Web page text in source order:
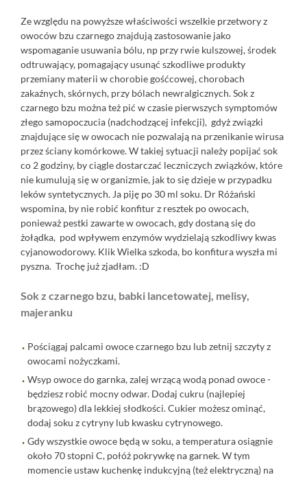
Ze względu na powyższe właściwości wszelkie przetwory z
owoców bzu czarnego znajdują zastosowanie jako
wspomaganie usuwania bólu, np przy rwie kulszowej, środek
odtruwający, pomagający usunąć szkodliwe produkty
przemiany materii w chorobie gośćcowej, chorobach
zakaźnych, skórnych, przy bólach newralgicznych. Sok z
czarnego bzu można też pić w czasie pierwszych symptomów
złego samopoczucia (nadchodzącej infekcji), gdyż związki
znajdujące się w owocach nie pozwalają na przenikanie wirusa
przez ściany komórkowe. W takiej sytuacji należy popijać sok
co 2 godziny, by ciągle dostarczać leczniczych związków, które
nie kumulują się w organizmie, jak to się dzieje w przypadku
leków syntetycznych. Ja piję po 30 ml soku. Dr Różański
wspomina, by nie robić konfitur z resztek po owocach,
ponieważ pestki zawarte w owocach, gdy dostaną się do
żołądka, pod wpływem enzymów wydzielają szkodliwy kwas
cyjanowodorowy. KlikWielka szkoda, bo konfitura wyszła mi
pyszna. Trochę już zjadłam. :D
Sok z czarnego bzu, babki lancetowatej, melisy,
majeranku
Pościągaj palcami owoce czarnego bzu lub zetnij szczyty z
owocami nożyczkami.
Wsyp owoce do garnka, zalej wrzącą wodą ponad owoce -
będziesz robić mocny odwar. Dodaj cukru (najlepiej
brązowego) dla lekkiej słodkości. Cukier możesz ominąć,
dodaj soku z cytryny lub kwasku cytrynowego.
Gdy wszystkie owoce będą w soku, a temperatura osiągnie
około 70 stopni C, połóż pokrywkę na garnek. W tym
momencie ustaw kuchenkę indukcyjną (też elektryczną) na